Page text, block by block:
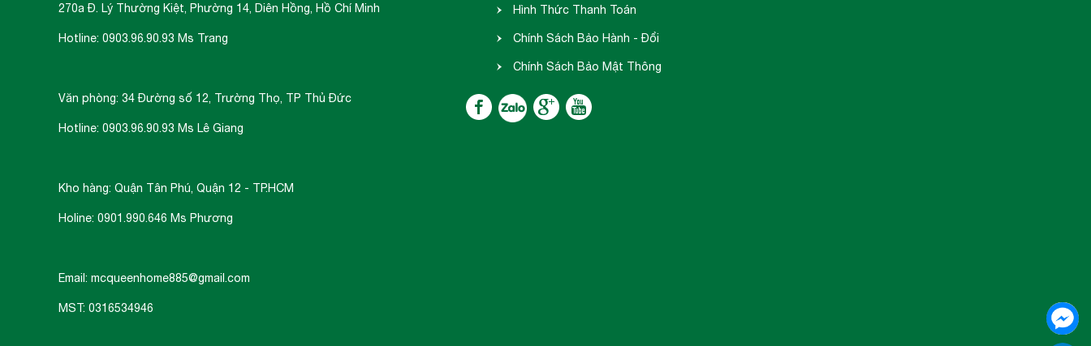
270a Đ. Lý Thường Kiệt, Phường 14, Diên Hồng, Hồ Chí Minh
Hotline: 0903.96.90.93 Ms Trang
Văn phòng: 34 Đường số 12, Trường Thọ, TP Thủ Đức
Hotline: 0903.96.90.93 Ms Lê Giang
Kho hàng: Quận Tân Phú, Quận 12 - TP.HCM
Holine: 0901.990.646 Ms Phương
Email: mcqueenhome885@gmail.com
MST: 0316534946
hàng
Hình Thức Thanh Toán
Chính Sách Bảo Hành - Đổi
Trả
Chính Sách Bảo Mật Thông
Tin